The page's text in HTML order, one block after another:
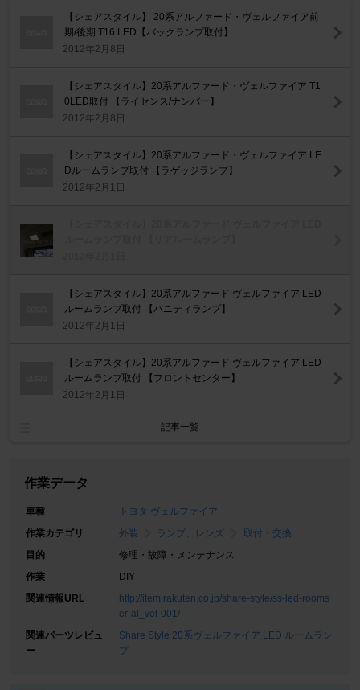
【シェアスタイル】 20系アルファード・ヴェルファイア前
期/後期 T16 LED【バックランプ取付】
2012年2月8日
【シェアスタイル】20系アルファード・ヴェルファイア T1
0LED取付 【ライセンス/ナンバー】
2012年2月8日
【シェアスタイル】20系アルファード・ヴェルファイア LE
Dルームランプ取付 【ラゲッジランプ】
2012年2月1日
【シェアスタイル】20系アルファード ヴェルファイア LED
ルームランプ取付 【バニティランプ】
2012年2月1日
【シェアスタイル】20系アルファード ヴェルファイア LED
ルームランプ取付 【フロントセンター】
2012年2月1日
記事一覧
作業データ
車種
トヨタ ヴェルファイア
作業カテゴリ
外装 ランプ、レンズ
取付・交換
目的
修理・故障・メンテナンス
作業
DIY
関連情報URL
http://item.rakuten.co.jp/share-style/ss-led-rooms
er-al_vel-001/
関連パーツレビュ
ー
Share Style 20系ヴェルファイア LED ルームラン
プ